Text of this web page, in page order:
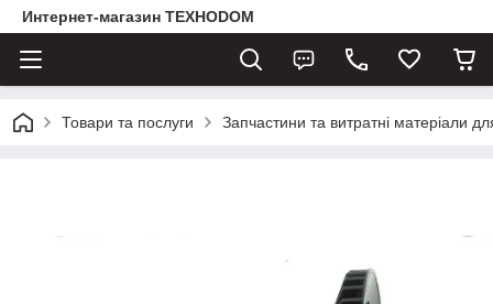
Интернет-магазин ТЕХНОDOM
Товари та послуги Запчастини та витратні матеріали